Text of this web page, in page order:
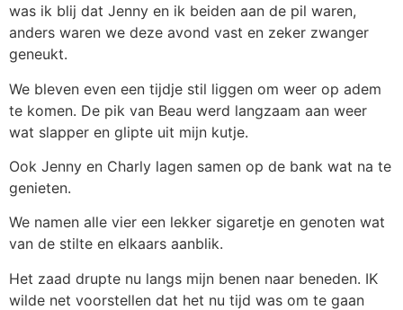
was ik blij dat Jenny en ik beiden aan de pil waren,
anders waren we deze avond vast en zeker zwanger
geneukt.
We bleven even een tijdje stil liggen om weer op adem
te komen. De pik van Beau werd langzaam aan weer
wat slapper en glipte uit mijn kutje.
Ook Jenny en Charly lagen samen op de bank wat na te
genieten.
We namen alle vier een lekker sigaretje en genoten wat
van de stilte en elkaars aanblik.
Het zaad drupte nu langs mijn benen naar beneden. IK
wilde net voorstellen dat het nu tijd was om te gaan